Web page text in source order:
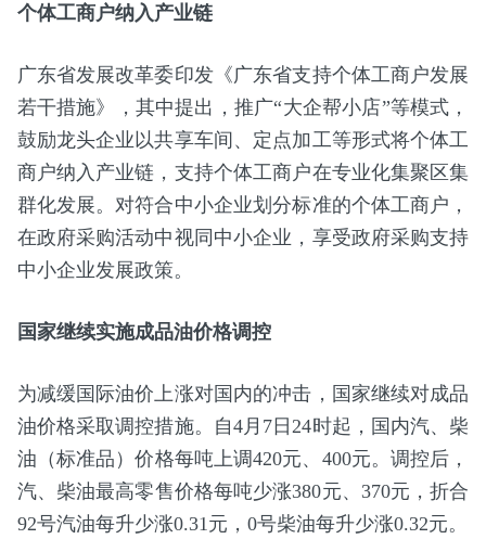
个体工商户纳入产业链
广东省发展改革委印发《广东省支持个体工商户发展
若干措施》，其中提出，推广“大企帮小店”等模式，
鼓励龙头企业以共享车间、定点加工等形式将个体工
商户纳入产业链，支持个体工商户在专业化集聚区集
群化发展。对符合中小企业划分标准的个体工商户，
在政府采购活动中视同中小企业，享受政府采购支持
中小企业发展政策。
国家继续实施成品油价格调控
为减缓国际油价上涨对国内的冲击，国家继续对成品
油价格采取调控措施。自4月7日24时起，国内汽、柴
油（标准品）价格每吨上调420元、400元。调控后，
汽、柴油最高零售价格每吨少涨380元、370元，折合
92号汽油每升少涨0.31元，0号柴油每升少涨0.32元。‌‌